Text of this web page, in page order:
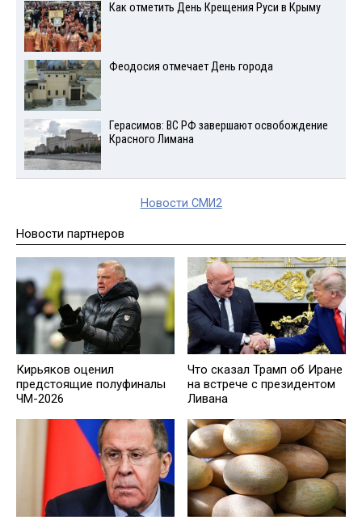
Как отметить День Крещения Руси в Крыму
Феодосия отмечает День города
Герасимов: ВС РФ завершают освобождение
Красного Лимана
Новости СМИ2
Новости партнеров
Кирьяков оценил
предстоящие полуфиналы
ЧМ-2026
Что сказал Трамп об Иране
на встрече с президентом
Ливана